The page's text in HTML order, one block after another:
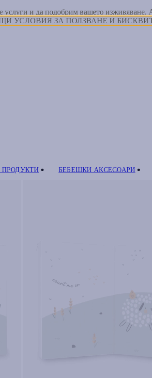
и да подобрим вашето
УСЛОВИЯ ЗА ПОЛЗВАНЕ И
БЕБЕШКИ АКСЕСОАРИ